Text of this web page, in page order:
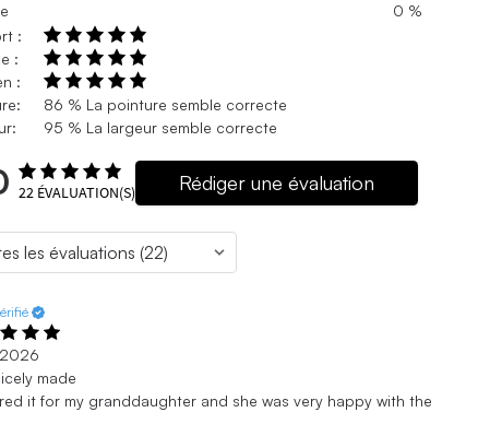
0 %
:
:
:
86 % La pointure semble correcte
95 % La largeur semble correcte
22 ÉVALUATION(S) Rédiger une évaluation
2026
made
it for my granddaughter and she was very happy with the